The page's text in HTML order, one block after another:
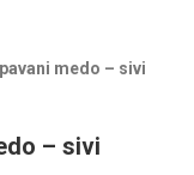
medo – sivi
– sivi